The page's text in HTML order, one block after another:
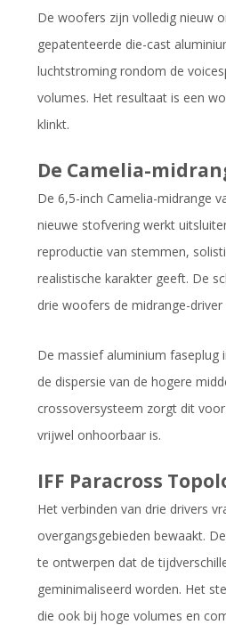
De woofers zijn volledig nieuw
gepatenteerde die-cast
luchtstroming rondom de
volumes. Het resultaat is een
klinkt.
De Camelia-
De 6,5-inch Camelia-midrange
nieuwe stofvering werkt
reproductie van stemmen,
realistische karakter geeft. De
drie woofers de midrange-
De massief aluminium
de dispersie van de hogere
crossoversysteem zorgt dit
vrijwel onhoorbaar is.
IFF Paracross
Het verbinden van drie drivers
overgangsgebieden bewaakt.
te ontwerpen dat de
geminimaliseerd worden. Het
die ook bij hoge volumes en